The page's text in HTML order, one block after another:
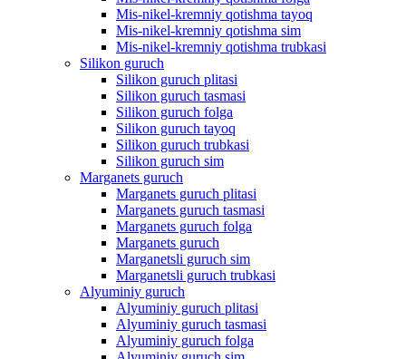
Mis-nikel-kremniy qotishma tayoq
Mis-nikel-kremniy qotishma sim
Mis-nikel-kremniy qotishma trubkasi
Silikon guruch
Silikon guruch plitasi
Silikon guruch tasmasi
Silikon guruch folga
Silikon guruch tayoq
Silikon guruch trubkasi
Silikon guruch sim
Marganets guruch
Marganets guruch plitasi
Marganets guruch tasmasi
Marganets guruch folga
Marganets guruch
Marganetsli guruch sim
Marganetsli guruch trubkasi
Alyuminiy guruch
Alyuminiy guruch plitasi
Alyuminiy guruch tasmasi
Alyuminiy guruch folga